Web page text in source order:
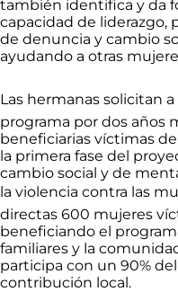
también identifica y da
capacidad de liderazgo,
de denuncia y cambio
ayudando a otras
Las hermanas solicitan
programa por dos años
beneficiarias víctimas
la primera fase del
cambio social y de
la violencia contra las
directas 600 mujeres
beneficiando el
familiares y la
participa con un 90%
contribución local.